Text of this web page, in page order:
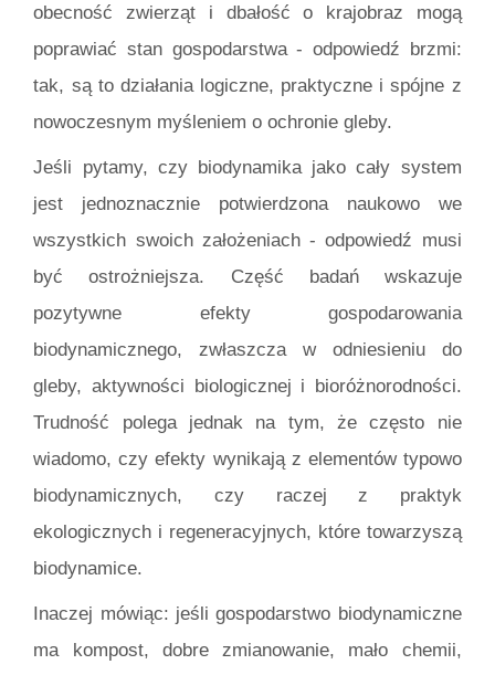
obecność zwierząt i dbałość o krajobraz mogą
poprawiać stan gospodarstwa - odpowiedź brzmi:
tak, są to działania logiczne, praktyczne i spójne z
nowoczesnym myśleniem o ochronie gleby.
Jeśli pytamy, czy biodynamika jako cały system
jest jednoznacznie potwierdzona naukowo we
wszystkich swoich założeniach - odpowiedź musi
być ostrożniejsza. Część badań wskazuje
pozytywne efekty gospodarowania
biodynamicznego, zwłaszcza w odniesieniu do
gleby, aktywności biologicznej i bioróżnorodności.
Trudność polega jednak na tym, że często nie
wiadomo, czy efekty wynikają z elementów typowo
biodynamicznych, czy raczej z praktyk
ekologicznych i regeneracyjnych, które towarzyszą
biodynamice.
Inaczej mówiąc: jeśli gospodarstwo biodynamiczne
ma kompost, dobre zmianowanie, mało chemii,